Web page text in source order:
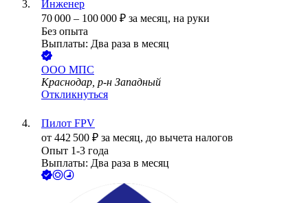
Инженер
70 000 – 100 000 ₽ за месяц, на руки
Без опыта
Выплаты: Два раза в месяц
ООО МПС
Краснодар, р-н Западный
Откликнуться
Пилот FPV
от 442 500 ₽ за месяц, до вычета налогов
Опыт 1-3 года
Выплаты: Два раза в месяц